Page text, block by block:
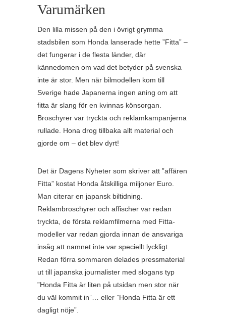
Varumärken
Den lilla missen på den i övrigt grymma
stadsbilen som Honda lanserade hette ”Fitta” –
det fungerar i de flesta länder, där
kännedomen om vad det betyder på svenska
inte är stor. Men när bilmodellen kom till
Sverige hade Japanerna ingen aning om att
fitta är slang för en kvinnas könsorgan.
Broschyrer var tryckta och reklamkampanjerna
rullade. Hona drog tillbaka allt material och
gjorde om – det blev dyrt!
Det är Dagens Nyheter som skriver att ”affären
Fitta” kostat Honda åtskilliga miljoner Euro.
Man citerar en japansk biltidning.
Reklambroschyrer och affischer var redan
tryckta, de första reklamfilmerna med Fitta-
modeller var redan gjorda innan de ansvariga
insåg att namnet inte var speciellt lyckligt.
Redan förra sommaren delades pressmaterial
ut till japanska journalister med slogans typ
”Honda Fitta är liten på utsidan men stor när
du väl kommit in”… eller ”Honda Fitta är ett
dagligt nöje”.